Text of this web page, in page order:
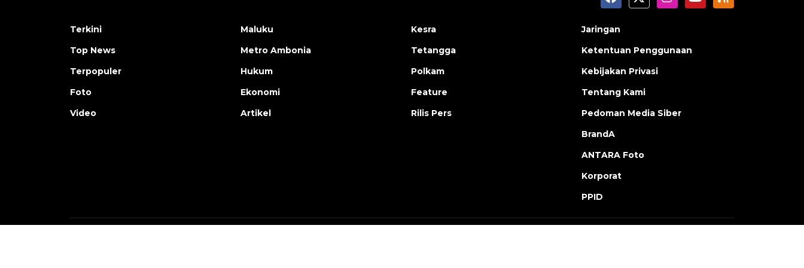
Terkini
Top News
Terpopuler
Foto
Video
Maluku
Metro Ambonia
Hukum
Ekonomi
Artikel
Kesra
Tetangga
Polkam
Feature
Rilis Pers
Jaringan
Ketentuan Penggunaan
Kebijakan Privasi
Tentang Kami
Pedoman Media Siber
BrandA
ANTARA Foto
Korporat
PPID